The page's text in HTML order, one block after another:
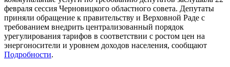
февраля сессия Черновицкого областного совета. Депутаты
приняли обращение к правительству и Верховной Раде с
требованием внедрить централизованный порядок
урегулирования тарифов в соответствии с ростом цен на
энергоносители и уровнем доходов населения, сообщают
Подробности.